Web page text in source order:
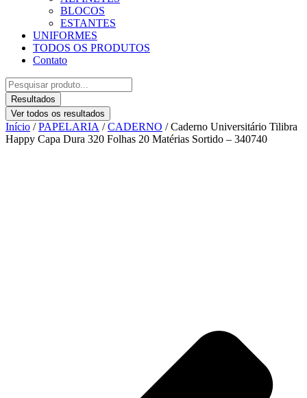
BLOCOS
ESTANTES
UNIFORMES
TODOS OS PRODUTOS
Contato
Pesquisar
...Resultados
Ver todos os resultados
Início /PAPELARIA /CADERNO / Caderno Universitário Tilibra
Happy Capa Dura 320 Folhas 20 Matérias Sortido – 340740